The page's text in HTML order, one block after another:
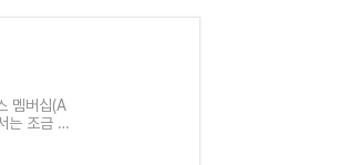
멤버십(A
는 조금 더